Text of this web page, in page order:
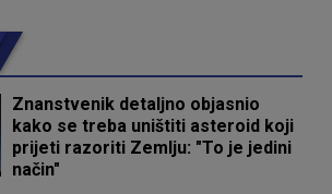
Znanstvenik detaljno objasnio
kako se treba uništiti asteroid koji
prijeti razoriti Zemlju: "To je jedini
način"